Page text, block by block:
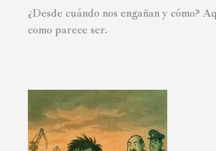
¿Desde cuándo nos engañan y cómo?
como parece ser.